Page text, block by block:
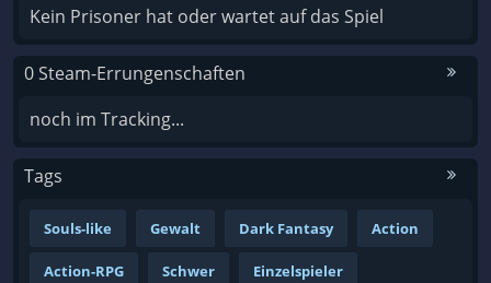
Kein Prisoner hat oder wartet auf das Spiel
0 Steam-Errungenschaften
noch im Tracking...
Tags
Souls-like Gewalt Dark Fantasy Action
Action-RPG Schwer Einzelspieler